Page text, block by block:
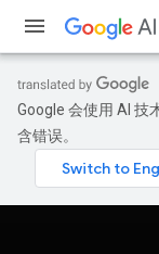
Google 会使用 AI 技
含错误。